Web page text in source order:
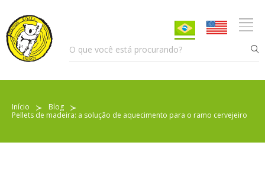
Início ≻ Blog ≻
Pellets de madeira: a solução de aquecimento para o ramo cervejeiro
Pellet para Aquecimento